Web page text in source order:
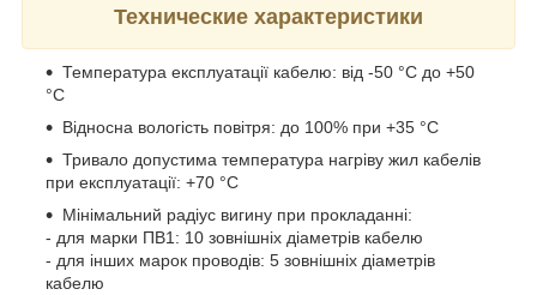
Технические характеристики
Температура експлуатації кабелю: від -50 °С до +50
°С
Відносна вологість повітря: до 100% при +35 °С
Тривало допустима температура нагріву жил кабелів
при експлуатації: +70 °С
Мінімальний радіус вигину при прокладанні:
- для марки ПВ1: 10 зовнішніх діаметрів кабелю
- для інших марок проводів: 5 зовнішніх діаметрів
кабелю